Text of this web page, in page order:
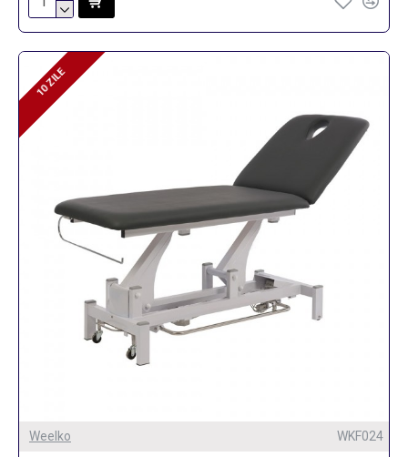
10 ZILE
10 ZILE
Weelko WKF024